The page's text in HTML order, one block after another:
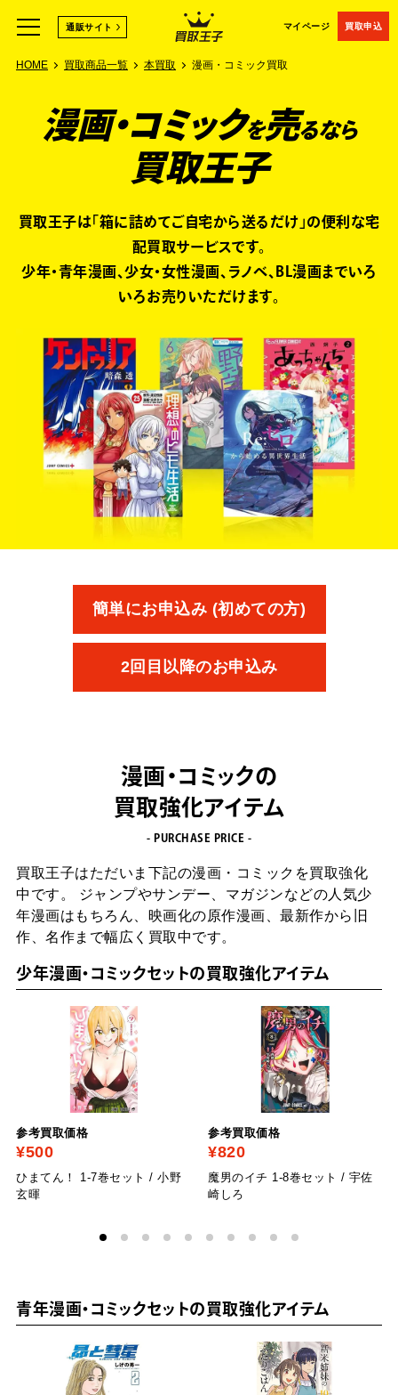
マイページ 買取申込
通販サイト
HOME 買取商品一覧 本買取 漫画・コミック買取
漫画・コミックを売るなら
買取王子
買取王子は「箱に詰めてご自宅から送るだけ」の便利な宅
配買取サービスです。
少年・青年漫画、少女・女性漫画、ラノベ、BL漫画までいろ
いろお売りいただけます。
簡単にお申込み (初めての方)
2回目以降のお申込み
漫画・コミックの
買取強化アイテム
- PURCHASE PRICE -
買取王子はただいま下記の漫画・コミックを買取強化
中です。
ジャンプやサンデー、マガジンなどの人気少
年漫画はもちろん、 映画化の原作漫画、最新作から旧
作、名作まで幅広く買取中です。
少年漫画・コミックセットの買取強化アイテム
参考買取価格
¥500
ひまてん！ 1-7巻セット / 小野
玄暉
参考買取価格
¥820
魔男のイチ 1-8巻セット / 宇佐
崎しろ
青年漫画・コミックセットの買取強化アイテム